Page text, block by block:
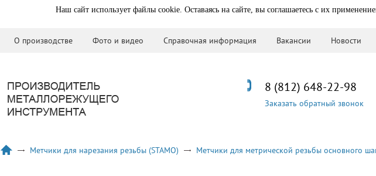
Наш сайт использует файлы cookie. Оставаясь на сайте, вы соглашаетесь с их
О производстве Фото и видео Справочная информация Вакансии Новости
8 (812) 648-22-98
Заказать обратный звонок
Метчики для нарезания резьбы (STAMO) Метчики для метрической резьбы основного